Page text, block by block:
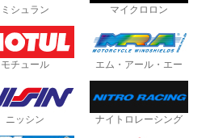
ミシュラン マイクロロン
モチュール エム・アール・エー
ニッシン ナイトロレーシング